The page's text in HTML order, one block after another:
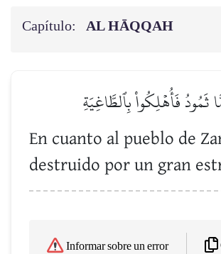
Capítulo: AL HĀQQAH
ثَمُودُ فَأُهۡلِكُواْ بِٱلطَّاغِيَةِ
En cuanto al pueblo de
destruido por un gran
Informar sobre un error